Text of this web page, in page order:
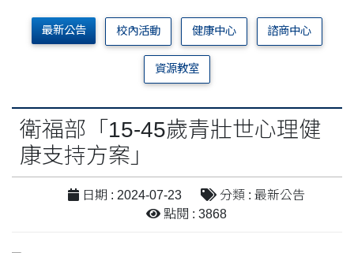
最新公告 校內活動 健康中心 諮商中心
資源教室
衛福部「15-45歲青壯世心理健
康支持方案」
日期 : 2024-07-23
分類 : 最新公告
點閱 : 3868